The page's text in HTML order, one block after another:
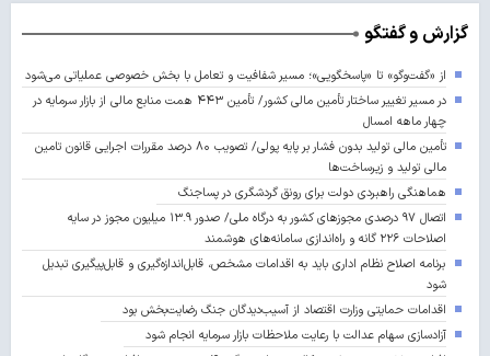
گزارش و گفتگو
از «گفت‌وگو» تا «پاسخگویی»؛ مسیر شفافیت و تعامل با بخش خصوصی عملیاتی می‌شود
در مسیر تغییر ساختار تأمین مالی کشور/ تأمین ۴۴۳ همت منابع مالی از بازار سرمایه در
چهار ماهه امسال
تأمین مالی تولید بدون فشار بر پایه پولی/ تصویب ۸۰ درصد مقررات اجرایی قانون تامین
مالی تولید و زیرساخت‌ها
هماهنگی راهبردی دولت برای رونق گردشگری در پساجنگ
اتصال ۹۷ درصدی مجوزهای کشور به درگاه ملی/ صدور ۱۳.۹ میلیون مجوز در سایه
اصلاحات ۲۲۶ گانه و راه‌اندازی سامانه‌های هوشمند
برنامه اصلاح نظام اداری باید به اقدامات مشخص، قابل‌اندازه‌گیری و قابل‌پیگیری تبدیل
شود
اقدامات حمایتی وزارت اقتصاد از آسیب‌دیدگان جنگ رضایت‌بخش بود
آزادسازی سهام عدالت با رعایت ملاحظات بازار سرمایه انجام شود